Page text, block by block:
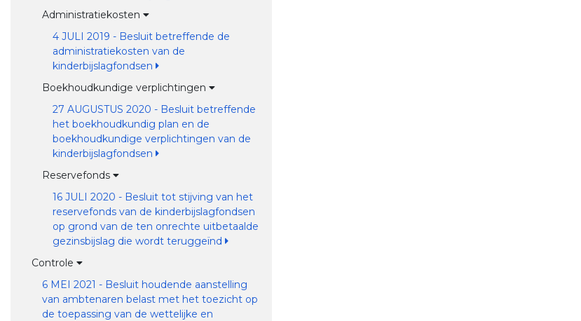
Administratiekosten
4 JULI 2019 - Besluit betreffende de
administratiekosten van de
kinderbijslagfondsen
Boekhoudkundige verplichtingen
27 AUGUSTUS 2020 - Besluit betreffende
het boekhoudkundig plan en de
boekhoudkundige verplichtingen van de
kinderbijslagfondsen
Reservefonds
16 JULI 2020 - Besluit tot stijving van het
reservefonds van de kinderbijslagfondsen
op grond van de ten onrechte uitbetaalde
gezinsbijslag die wordt teruggeïnd
Controle
6 MEI 2021 - Besluit houdende aanstelling
van ambtenaren belast met het toezicht op
de toepassing van de wettelijke en